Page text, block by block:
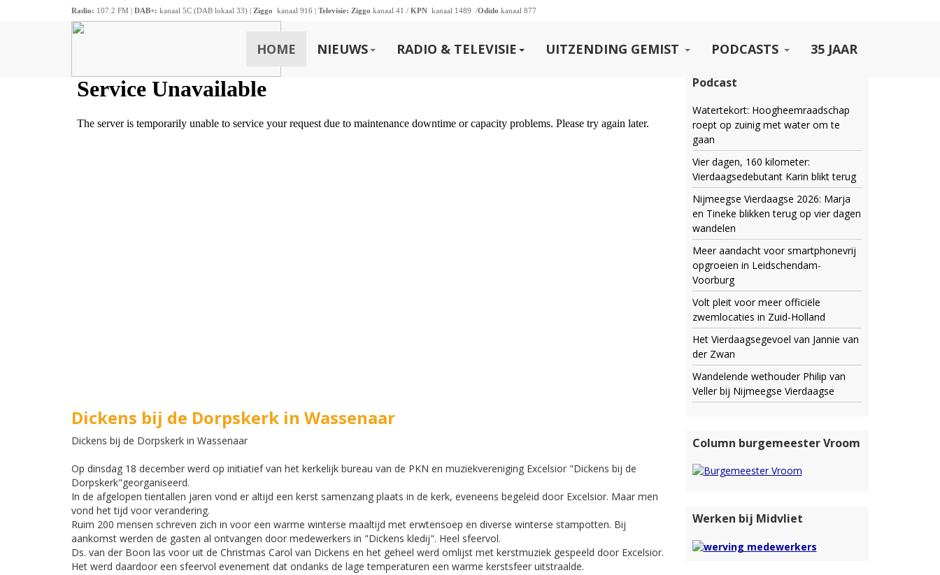
Radio: 107.2 FM | DAB+: kanaal 5C (DAB lokaal 33) | Ziggo kanaal 916 | Televisie: Ziggo kanaal 41 / KPN kanaal 1489 /Odido kanaal 877
HOME NIEUWS RADIO & TELEVISIE UITZENDING GEMIST PODCASTS 35 JAAR
Dickens bij de Dorpskerk in Wassenaar
Dickens bij de Dorpskerk in Wassenaar
Op dinsdag 18 december werd op initiatief van het kerkelijk bureau van de PKN en muziekvereniging Excelsior "Dickens bij de
Dorpskerk"georganiseerd.
In de afgelopen tientallen jaren vond er altijd een kerst samenzang plaats in de kerk, eveneens begeleid door Excelsior. Maar men
vond het tijd voor verandering.
Ruim 200 mensen schreven zich in voor een warme winterse maaltijd met erwtensoep en diverse winterse stampotten. Bij
aankomst werden de gasten al ontvangen door medewerkers in "Dickens kledij". Heel sfeervol.
Ds. van der Boon las voor uit de Christmas Carol van Dickens en het geheel werd omlijst met kerstmuziek gespeeld door Excelsior.
Het werd daardoor een sfeervol evenement dat ondanks de lage temperaturen een warme kerstsfeer uitstraalde.
Podcast
Watertekort: Hoogheemraadschap
roept op zuinig met water om te
gaan
Vier dagen, 160 kilometer:
Vierdaagsedebutant Karin blikt terug
Nijmeegse Vierdaagse 2026: Marja
en Tineke blikken terug op vier dagen
wandelen
Meer aandacht voor smartphonevrij
opgroeien in Leidschendam-
Voorburg
Volt pleit voor meer officiële
zwemlocaties in Zuid-Holland
Het Vierdaagsegevoel van Jannie van
der Zwan
Wandelende wethouder Philip van
Veller bij Nijmeegse Vierdaagse
Column burgemeester Vroom
Werken bij Midvliet